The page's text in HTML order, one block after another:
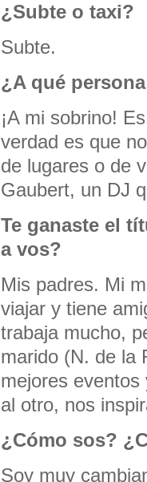
¿Subte o taxi?
Subte.
¿A qué
¡A mi sobrino!
verdad es que
de lugares o de
Gaubert, un DJ
Te ganaste el
a vos?
Mis padres. Mi
viajar y tiene
trabaja mucho,
marido (N. de la
mejores
al otro, nos
¿Cómo sos?
Soy muy